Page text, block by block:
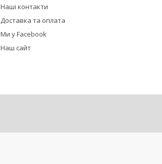
Наші контакти
Доставка та оплата
Ми у Facebook
Наш сайт